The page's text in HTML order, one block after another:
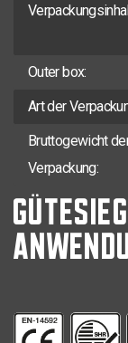
Outer box:
Art der
Bruttogewicht
Verpackung: